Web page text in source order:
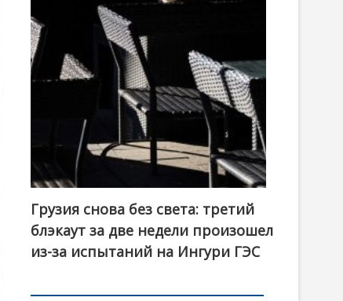
Грузия снова без света: третий
блэкаут за две недели произошел
из-за испытаний на Ингури ГЭС